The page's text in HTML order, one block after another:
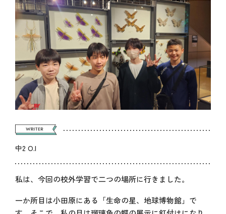
中2 O.I
私は、今回の校外学習で二つの場所に行きました。
一か所目は小田原にある「生命の星、地球博物館」で